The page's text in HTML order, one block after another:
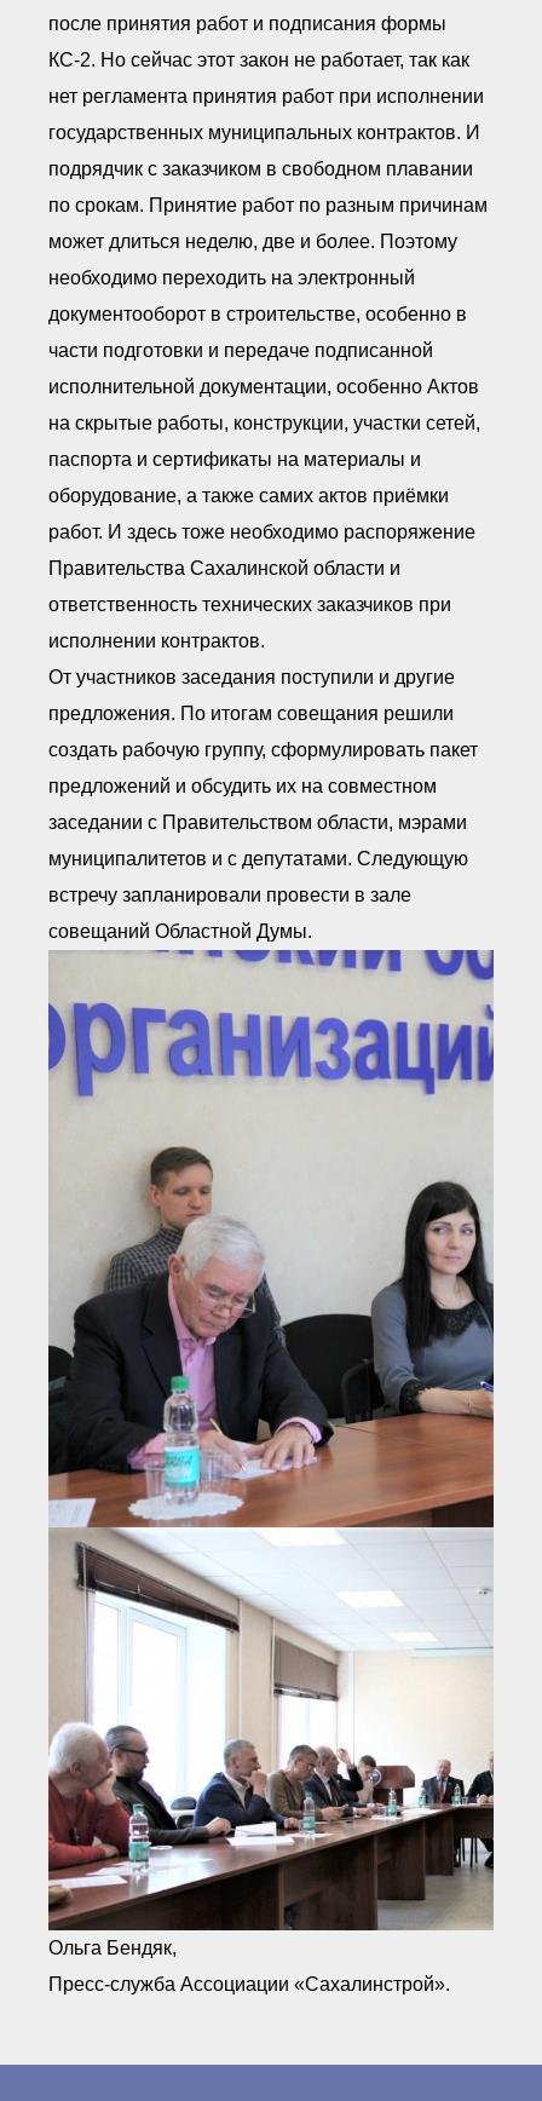
после принятия работ и подписания формы
КС-2. Но сейчас этот закон не работает, так как
нет регламента принятия работ при исполнении
государственных муниципальных контрактов. И
подрядчик с заказчиком в свободном плавании
по срокам. Принятие работ по разным причинам
может длиться неделю, две и более. Поэтому
необходимо переходить на электронный
документооборот в строительстве, особенно в
части подготовки и передаче подписанной
исполнительной документации, особенно Актов
на скрытые работы, конструкции, участки сетей,
паспорта и сертификаты на материалы и
оборудование, а также самих актов приёмки
работ. И здесь тоже необходимо распоряжение
Правительства Сахалинской области и
ответственность технических заказчиков при
исполнении контрактов.
От участников заседания поступили и другие
предложения. По итогам совещания решили
создать рабочую группу, сформулировать пакет
предложений и обсудить их на совместном
заседании с Правительством области, мэрами
муниципалитетов и с депутатами. Следующую
встречу запланировали провести в зале
совещаний Областной Думы.
Ольга Бендяк,
Пресс-служба Ассоциации «Сахалинстрой».